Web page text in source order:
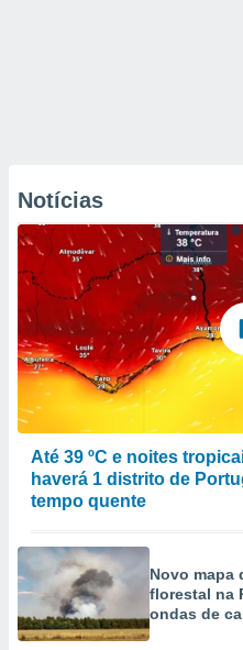
Notícias
Até 39 ºC e noites
haverá 1 distrito de
tempo quente
Novo mapa
florestal na
ondas de